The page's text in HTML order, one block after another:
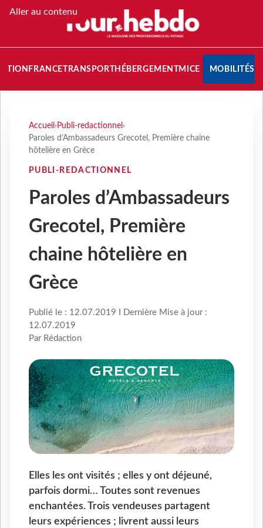
Aller au contenu
FRANCETRANSPORT HÉBERGEMENTMICE MOBILITÉS
Accueil › Publi-redactionnel ›
Paroles d’Ambassadeurs Grecotel, Première chaine
hôtelière en Grèce
PUBLI-REDACTIONNEL
Paroles d’Ambassadeurs
Grecotel, Première
chaine hôtelière en
Grèce
Publié le : 12.07.2019 I Dernière Mise à jour :
12.07.2019
Par Rédaction
Elles les ont visités ; elles y ont déjeuné,
parfois dormi… Toutes sont revenues
enchantées. Trois vendeuses partagent
leurs expériences ; livrent aussi leurs